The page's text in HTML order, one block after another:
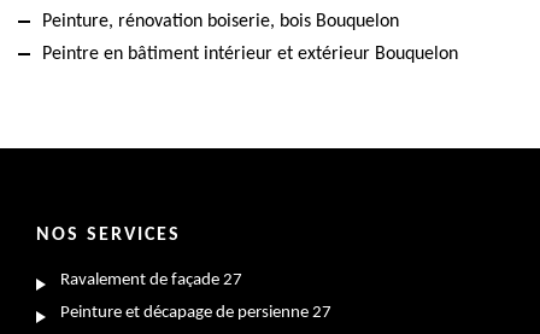
Peinture, rénovation boiserie, bois Bouquelon
Peintre en bâtiment intérieur et extérieur Bouquelon
NOS SERVICES
Ravalement de façade 27
Peinture et décapage de persienne 27